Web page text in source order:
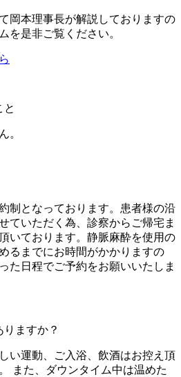
岡本理事長が解説しておりますの
を是非ご覧ください。
と
。
制となっております。患者様の沿
ていただく為、診察からご帰宅ま
いております。静脈麻酔を使用の
るまでにお時間がかかりますの
た日程でご予約をお願いいたしま
ますか？
い運動、ご入浴、飲酒はお控え頂
また、ダウンタイム中は温めた